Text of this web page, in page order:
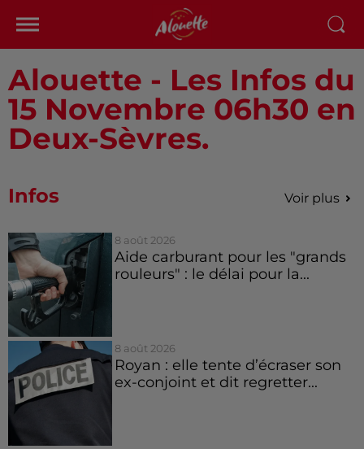
Alouette - Les Infos du
15 Novembre 06h30 en
Deux-Sèvres.
Infos Voir plus
8 août 2026
Aide carburant pour les "grands
rouleurs" : le délai pour la...
8 août 2026
Royan : elle tente d’écraser son
ex-conjoint et dit regretter...